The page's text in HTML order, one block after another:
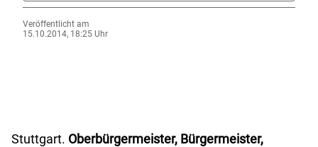
Veröffentlicht am
15.10.2014, 18:25 Uhr
Stuttgart. Oberbürgermeister, Bürgermeister,